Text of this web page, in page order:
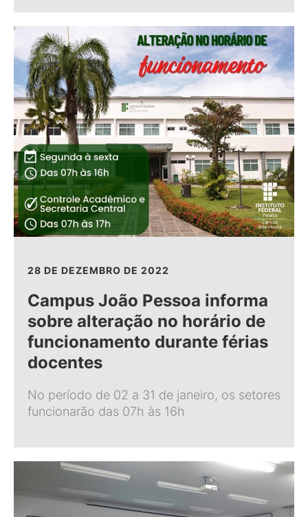
28 DE DEZEMBRO DE 2022
Campus João Pessoa informa
sobre alteração no horário de
funcionamento durante férias
docentes
No período de 02 a 31 de janeiro, os setores
funcionarão das 07h às 16h